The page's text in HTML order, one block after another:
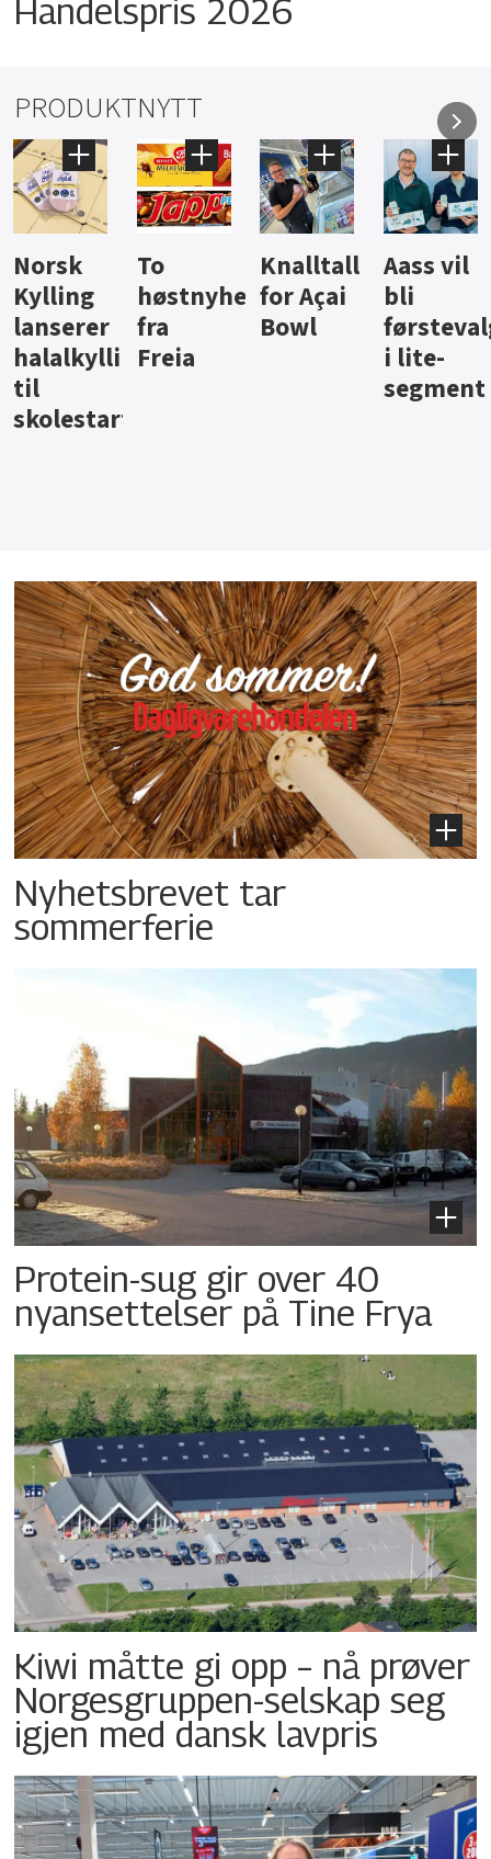
Handelspris 2026
PRODUKTNYTT
Knalltall
for Açai
Bowl
Aass vil
bli
førstevalg
i lite-
Brus og
jus fra
Berentsen
Hard
iste fra
Hansa
Nyhetsbrevet tar
sommerferie
Protein-sug gir over 40
nyansettelser på Tine Frya
Kiwi måtte gi opp – nå prøver
Norgesgruppen-selskap seg
igjen med dansk lavpris